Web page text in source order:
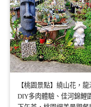
【桃園景點】繞山花，
DIY多肉體驗、佳河錦鯉